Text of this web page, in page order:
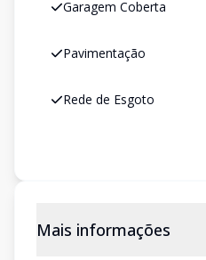
Garagem Coberta
Pavimentação
Rede de Esgoto
Mais informações